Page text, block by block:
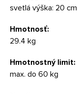
svetlá výška: 20 cm
Hmotnosť:
29.4 kg
Hmotnostný limit:
max. do 60 kg